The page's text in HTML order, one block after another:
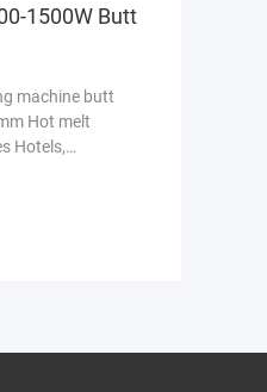
1500W Butt
machine butt
Hot melt
Hotels,